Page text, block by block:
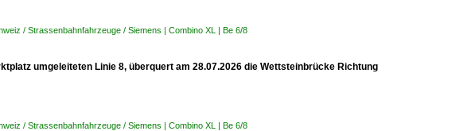
/ Strassenbahnfahrzeuge / Siemens | Combino XL | Be 6/8
umgeleiteten Linie 8, überquert am 28.07.2026 die Wettsteinbrücke Richtung
/ Strassenbahnfahrzeuge / Siemens | Combino XL | Be 6/8